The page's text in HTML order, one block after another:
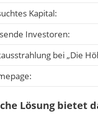
Kapital:
Investoren:
bei „Die
Lösung bietet